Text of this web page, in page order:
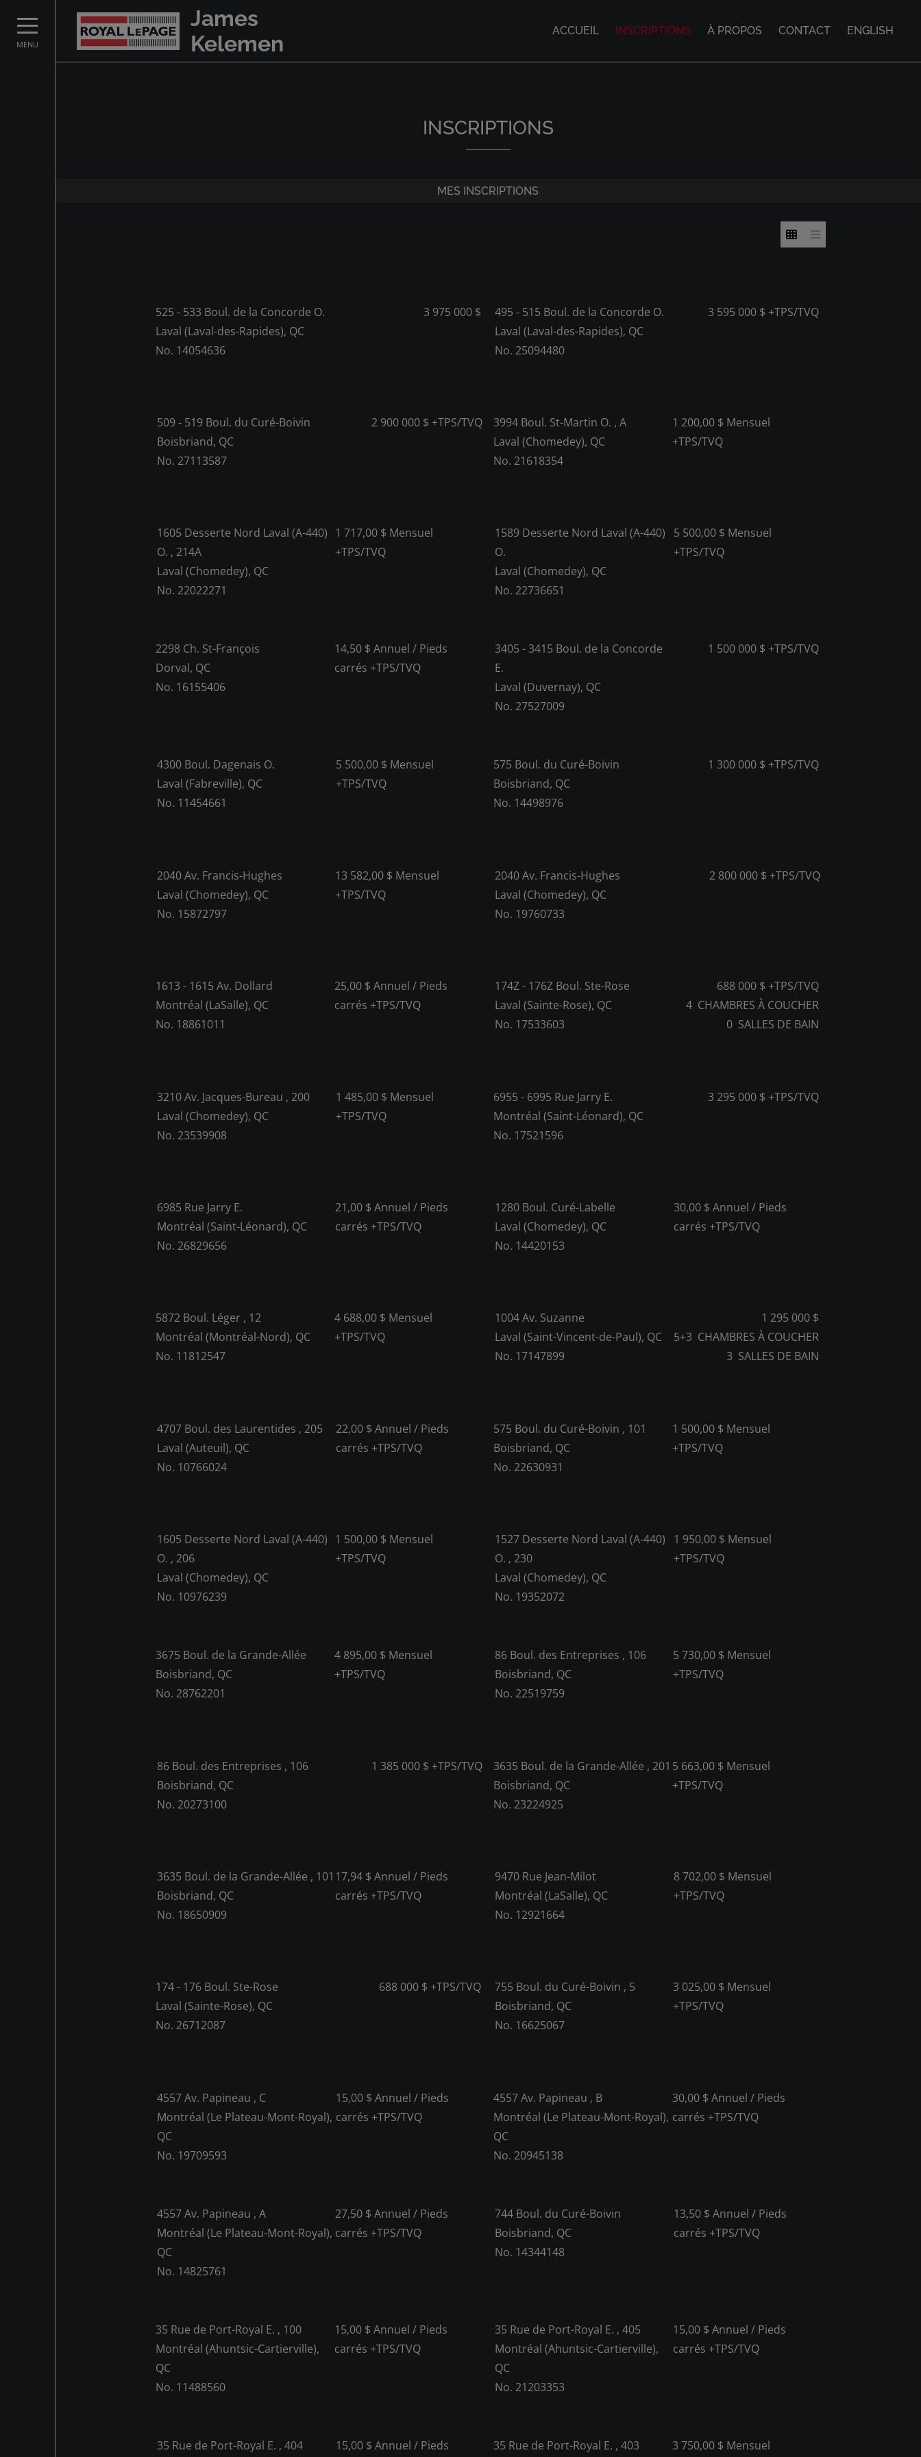
MENU
James
Kelemen
ACCUEIL INSCRIPTIONS À PROPOS CONTACT ENGLISH
INSCRIPTIONS
MES INSCRIPTIONS
525 - 533 Boul. de la Concorde O.
Laval (Laval-des-Rapides), QC
No. 14054636
3 975 000 $
495 - 515 Boul. de la Concorde O.
Laval (Laval-des-Rapides), QC
No. 25094480
3 595 000 $ +TPS/TVQ
509 - 519 Boul. du Curé-Boivin
Boisbriand, QC
No. 27113587
2 900 000 $ +TPS/TVQ
3994 Boul. St-Martin O. , A
Laval (Chomedey), QC
No. 21618354
1 200,00 $ Mensuel
+TPS/TVQ
1605 Desserte Nord Laval (A-440)
O. , 214A
Laval (Chomedey), QC
No. 22022271
1 717,00 $ Mensuel
+TPS/TVQ
1589 Desserte Nord Laval (A-440)
O.
Laval (Chomedey), QC
No. 22736651
5 500,00 $ Mensuel
+TPS/TVQ
2298 Ch. St-François
Dorval, QC
No. 16155406
14,50 $ Annuel / Pieds
carrés +TPS/TVQ
3405 - 3415 Boul. de la Concorde
E.
Laval (Duvernay), QC
No. 27527009
1 500 000 $ +TPS/TVQ
4300 Boul. Dagenais O.
Laval (Fabreville), QC
No. 11454661
5 500,00 $ Mensuel
+TPS/TVQ
575 Boul. du Curé-Boivin
Boisbriand, QC
No. 14498976
1 300 000 $ +TPS/TVQ
2040 Av. Francis-Hughes
Laval (Chomedey), QC
No. 15872797
13 582,00 $ Mensuel
+TPS/TVQ
2040 Av. Francis-Hughes
Laval (Chomedey), QC
No. 19760733
2 800 000 $ +TPS/TVQ
1613 - 1615 Av. Dollard
Montréal (LaSalle), QC
No. 18861011
25,00 $ Annuel / Pieds
carrés +TPS/TVQ
174Z - 176Z Boul. Ste-Rose
Laval (Sainte-Rose), QC
No. 17533603
688 000 $ +TPS/TVQ
4 CHAMBRES À COUCHER
0 SALLES DE BAIN
3210 Av. Jacques-Bureau , 200
Laval (Chomedey), QC
No. 23539908
1 485,00 $ Mensuel
+TPS/TVQ
6955 - 6995 Rue Jarry E.
Montréal (Saint-Léonard), QC
No. 17521596
3 295 000 $ +TPS/TVQ
6985 Rue Jarry E.
Montréal (Saint-Léonard), QC
No. 26829656
21,00 $ Annuel / Pieds
carrés +TPS/TVQ
1280 Boul. Curé-Labelle
Laval (Chomedey), QC
No. 14420153
30,00 $ Annuel / Pieds
carrés +TPS/TVQ
5872 Boul. Léger , 12
Montréal (Montréal-Nord), QC
No. 11812547
4 688,00 $ Mensuel
+TPS/TVQ
1004 Av. Suzanne
Laval (Saint-Vincent-de-Paul), QC
No. 17147899
1 295 000 $
5+3 CHAMBRES À COUCHER
3 SALLES DE BAIN
4707 Boul. des Laurentides , 205
Laval (Auteuil), QC
No. 10766024
22,00 $ Annuel / Pieds
carrés +TPS/TVQ
575 Boul. du Curé-Boivin , 101
Boisbriand, QC
No. 22630931
1 500,00 $ Mensuel
+TPS/TVQ
1605 Desserte Nord Laval (A-440)
O. , 206
Laval (Chomedey), QC
No. 10976239
1 500,00 $ Mensuel
+TPS/TVQ
1527 Desserte Nord Laval (A-440)
O. , 230
Laval (Chomedey), QC
No. 19352072
1 950,00 $ Mensuel
+TPS/TVQ
3675 Boul. de la Grande-Allée
Boisbriand, QC
No. 28762201
4 895,00 $ Mensuel
+TPS/TVQ
86 Boul. des Entreprises , 106
Boisbriand, QC
No. 22519759
5 730,00 $ Mensuel
+TPS/TVQ
86 Boul. des Entreprises , 106
Boisbriand, QC
No. 20273100
1 385 000 $ +TPS/TVQ
3635 Boul. de la Grande-Allée , 201
Boisbriand, QC
No. 23224925
5 663,00 $ Mensuel
+TPS/TVQ
3635 Boul. de la Grande-Allée , 101
Boisbriand, QC
No. 18650909
17,94 $ Annuel / Pieds
carrés +TPS/TVQ
9470 Rue Jean-Milot
Montréal (LaSalle), QC
No. 12921664
8 702,00 $ Mensuel
+TPS/TVQ
174 - 176 Boul. Ste-Rose
Laval (Sainte-Rose), QC
No. 26712087
688 000 $ +TPS/TVQ
755 Boul. du Curé-Boivin , 5
Boisbriand, QC
No. 16625067
3 025,00 $ Mensuel
+TPS/TVQ
4557 Av. Papineau , C
Montréal (Le Plateau-Mont-Royal),
QC
No. 19709593
15,00 $ Annuel / Pieds
carrés +TPS/TVQ
4557 Av. Papineau , B
Montréal (Le Plateau-Mont-Royal),
QC
No. 20945138
30,00 $ Annuel / Pieds
carrés +TPS/TVQ
4557 Av. Papineau , A
Montréal (Le Plateau-Mont-Royal),
QC
No. 14825761
27,50 $ Annuel / Pieds
carrés +TPS/TVQ
744 Boul. du Curé-Boivin
Boisbriand, QC
No. 14344148
13,50 $ Annuel / Pieds
carrés +TPS/TVQ
35 Rue de Port-Royal E. , 100
Montréal (Ahuntsic-Cartierville),
QC
No. 11488560
15,00 $ Annuel / Pieds
carrés +TPS/TVQ
35 Rue de Port-Royal E. , 405
Montréal (Ahuntsic-Cartierville),
QC
No. 21203353
15,00 $ Annuel / Pieds
carrés +TPS/TVQ
35 Rue de Port-Royal E. , 404
15,00 $ Annuel / Pieds
35 Rue de Port-Royal E. , 403
3 750,00 $ Mensuel